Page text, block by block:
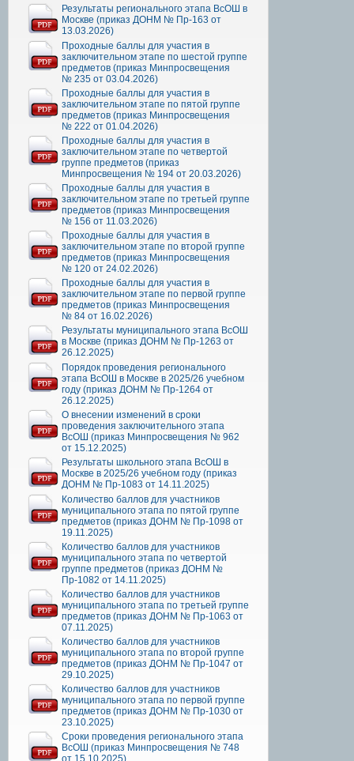
Результаты регионального этапа ВсОШ в
Москве (приказ ДОНМ № Пр-163 от
13.03.2026)
Проходные баллы для участия в
заключительном этапе по шестой группе
предметов (приказ Минпросвещения
№ 235 от 03.04.2026)
Проходные баллы для участия в
заключительном этапе по пятой группе
предметов (приказ Минпросвещения
№ 222 от 01.04.2026)
Проходные баллы для участия в
заключительном этапе по четвертой
группе предметов (приказ
Минпросвещения № 194 от 20.03.2026)
Проходные баллы для участия в
заключительном этапе по третьей группе
предметов (приказ Минпросвещения
№ 156 от 11.03.2026)
Проходные баллы для участия в
заключительном этапе по второй группе
предметов (приказ Минпросвещения
№ 120 от 24.02.2026)
Проходные баллы для участия в
заключительном этапе по первой группе
предметов (приказ Минпросвещения
№ 84 от 16.02.2026)
Результаты муниципального этапа ВсОШ
в Москве (приказ ДОНМ № Пр-1263 от
26.12.2025)
Порядок проведения регионального
этапа ВсОШ в Москве в 2025/26 учебном
году (приказ ДОНМ № Пр-1264 от
26.12.2025)
О внесении изменений в сроки
проведения заключительного этапа
ВсОШ (приказ Минпросвещения № 962
от 15.12.2025)
Результаты школьного этапа ВсОШ в
Москве в 2025/26 учебном году (приказ
ДОНМ № Пр-1083 от 14.11.2025)
Количество баллов для участников
муниципального этапа по пятой группе
предметов (приказ ДОНМ № Пр-1098 от
19.11.2025)
Количество баллов для участников
муниципального этапа по четвертой
группе предметов (приказ ДОНМ №
Пр-1082 от 14.11.2025)
Количество баллов для участников
муниципального этапа по третьей группе
предметов (приказ ДОНМ № Пр-1063 от
07.11.2025)
Количество баллов для участников
муниципального этапа по второй группе
предметов (приказ ДОНМ № Пр-1047 от
29.10.2025)
Количество баллов для участников
муниципального этапа по первой группе
предметов (приказ ДОНМ № Пр-1030 от
23.10.2025)
Сроки проведения регионального этапа
ВсОШ (приказ Минпросвещения № 748
от 15.10.2025)